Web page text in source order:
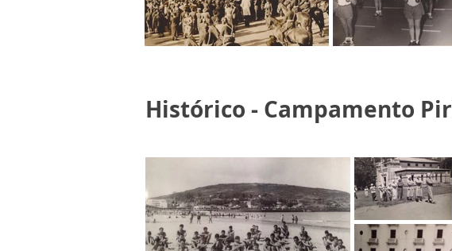
Histórico - Campamento